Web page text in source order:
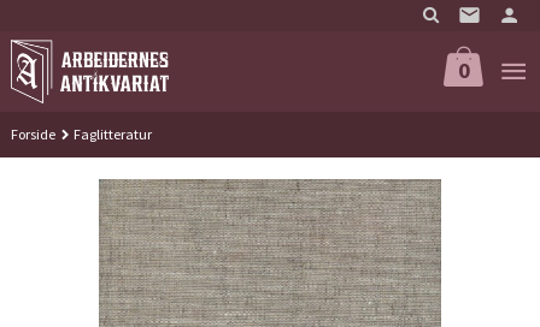
til
innholdet
0
Forside Faglitteratur